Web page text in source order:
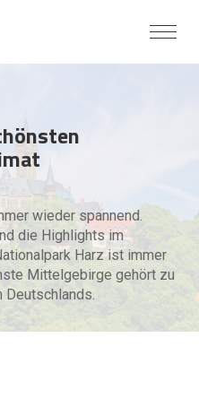
wieder spannend.
die Highlights im
Harz ist immer
Mittelgebirge gehört zu
Deutschlands.